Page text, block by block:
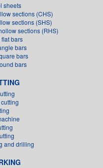
sheets
sections (CHS)
sections (SHS)
sections (RHS)
bars
bars
bars
bars
and drilling